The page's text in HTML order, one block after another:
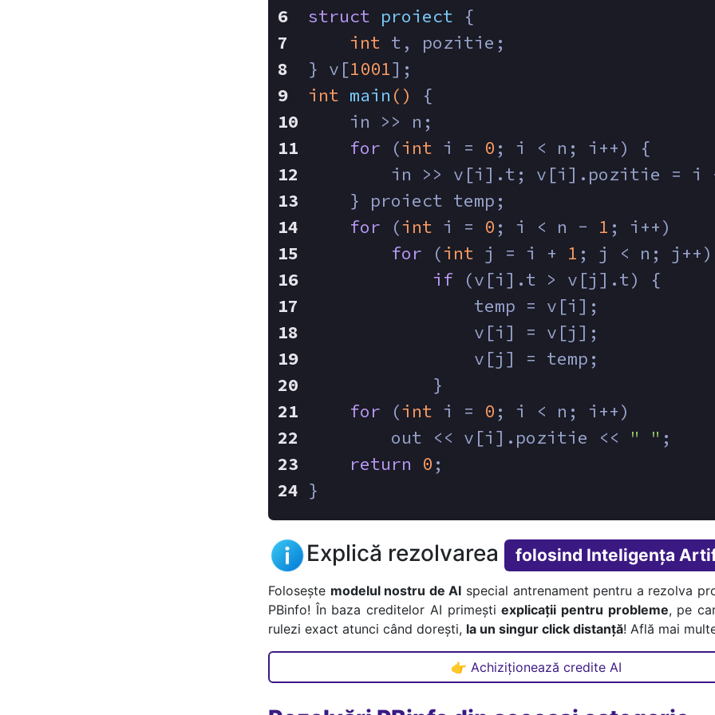
struct proiect {
int t, pozitie;
} v[1001];
int main ()
{
    in >> n;
for (int i = 0 ; i < n; i++) {
in >> v[i].t; v[i].pozitie = i
    } proiect temp;
for (int i = 0 ; i < n - 1 ; i++)
for (int j = i + 1 ; j < n; j++)
if (v[i].t > v[j].t) {
                temp = v[i];
                v[i] = v[j];
                v[j] = temp;
            }
for (int i = 0 ; i < n; i++)
        out << v[i].pozitie <<
" " ;
return
0 ;
}
Explică rezolvarea folosind Inteligența
Folosește modelul nostru de AI special antrenament pentru a rezolva
PBinfo! În baza creditelor AI primeștiexplicații pentru probleme, pe
rulezi exact atunci când dorești, la un singur click distanță! Află mai
👉 Achiziționează credite AI